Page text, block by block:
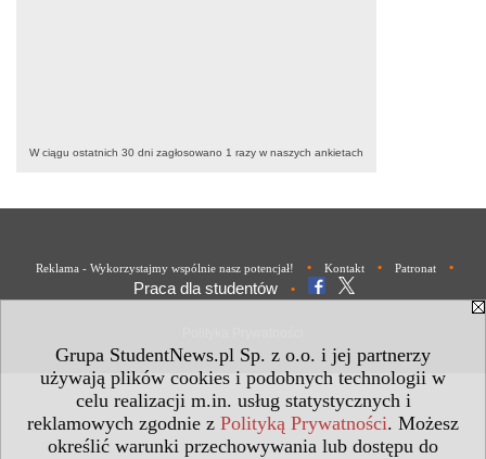
Grupa StudentNews.pl Sp. z o.o. i jej partnerzy
używają plików cookies i podobnych technologii w
celu realizacji m.in. usług statystycznych i
reklamowych zgodnie z Polityką Prywatności. Możesz
określić warunki przechowywania lub dostępu do
W ciągu ostatnich 30 dni zagłosowano 1 razy w naszych ankietach
Reklama - Wykorzystajmy wspólnie nasz potencjał! • Kontakt • Patronat •
Praca dla studentów •